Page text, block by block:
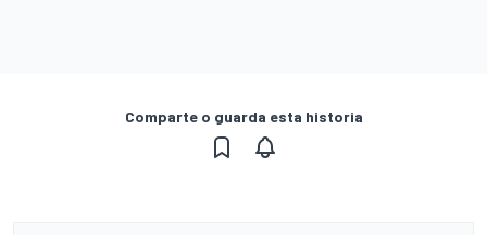
Comparte o guarda esta historia